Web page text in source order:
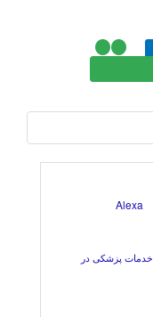
خدمات پزشکی در